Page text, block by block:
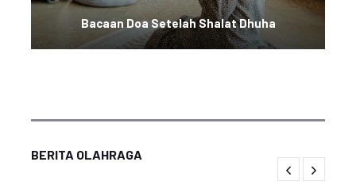
Bacaan Doa Setelah Shalat Dhuha
BERITA OLAHRAGA